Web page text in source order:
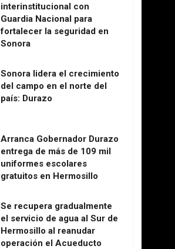
interinstitucional con
Guardia Nacional para
fortalecer la seguridad en
Sonora
Sonora lidera el crecimiento
del campo en el norte del
país: Durazo
Arranca Gobernador Durazo
entrega de más de 109 mil
uniformes escolares
gratuitos en Hermosillo
Se recupera gradualmente
el servicio de agua al Sur de
Hermosillo al reanudar
operación el Acueducto